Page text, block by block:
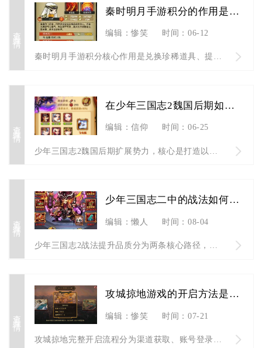
查看详情
秦时明月手游积分的作用是什么
编辑：惨笑 时间：06-12
秦时明月手游积分核心作用是兑换珍稀道具、提升弟子实力、冲榜拿...
查看详情
在少年三国志2魏国后期如何扩展势力
编辑：信仰 时间：06-25
查看详情
少年三国志二中的战法如何升级品质
编辑：懒人 时间：08-04
攻城掠地游戏的开启方法是什么
编辑：惨笑 时间：07-21
攻城掠地完整开启流程分为渠道获取、账号登录、区服选择、阵营创...